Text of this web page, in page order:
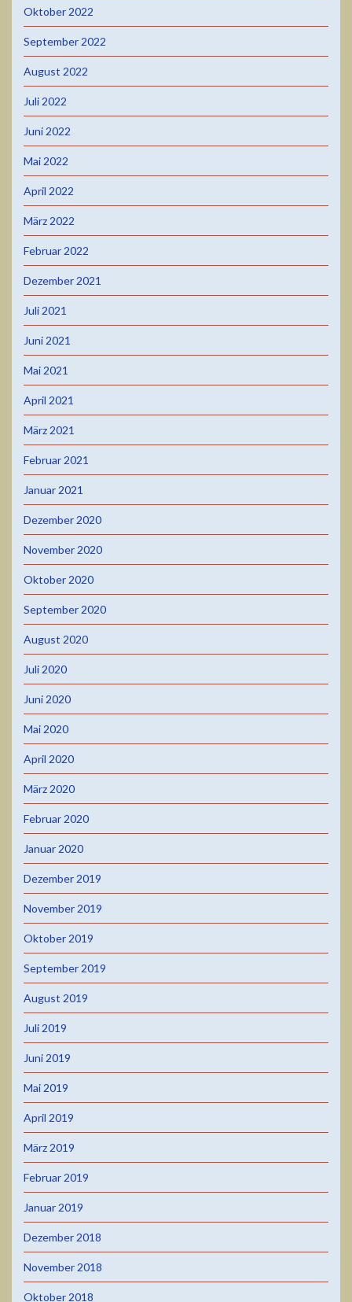
Oktober 2022
September 2022
August 2022
Juli 2022
Juni 2022
Mai 2022
April 2022
März 2022
Februar 2022
Dezember 2021
Juli 2021
Juni 2021
Mai 2021
April 2021
März 2021
Februar 2021
Januar 2021
Dezember 2020
November 2020
Oktober 2020
September 2020
August 2020
Juli 2020
Juni 2020
Mai 2020
April 2020
März 2020
Februar 2020
Januar 2020
Dezember 2019
November 2019
Oktober 2019
September 2019
August 2019
Juli 2019
Juni 2019
Mai 2019
April 2019
März 2019
Februar 2019
Januar 2019
Dezember 2018
November 2018
Oktober 2018